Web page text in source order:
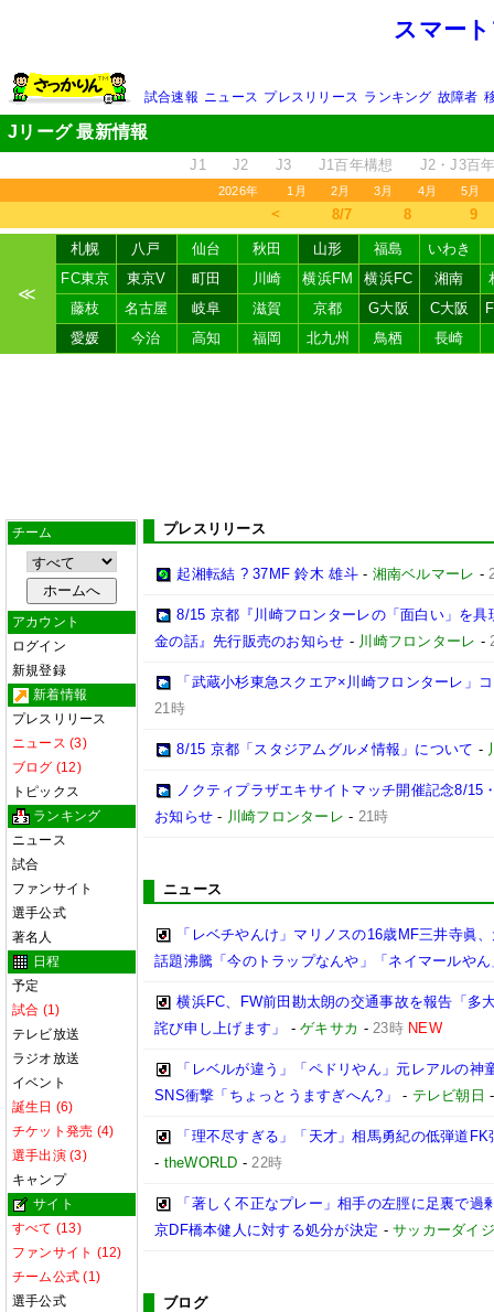
スマー
試合速報 ニュース プレスリリース ランキング 故障者
Jリーグ 最新情報
J1 J2 J3 J1百年構想 J2・J3百
2026年 1月 2月 3月 4月 5月
＜ 8/7 8 9
≪
札幌 八戸 仙台 秋田 山形 福島
いわき
FC東京
東京V 町田 川崎 横浜FM 横浜FC 湘南
藤枝
名古屋 岐阜 滋賀 京都 G大阪 C大阪
愛媛
今治 高知 福岡 北九州 鳥栖 長崎
チーム
アカウント
ログイン
新規登録
新着情報
プレスリリース
ニュース (3)
ブログ (12)
トピックス
ランキング
ニュース
試合
ファンサイト
選手公式
著名人
日程
予定
試合 (1)
テレビ放送
ラジオ放送
イベント
誕生日 (6)
チケット発売 (4)
選手出演 (3)
キャンプ
サイト
すべて (13)
ファンサイト (12)
チーム公式 (1)
選手公式
プレスリリース
起湘転結 ? 37MF 鈴木 雄斗- 湘南ベルマーレ -
8/15 京都『川崎フロンターレの「面白い」を
金の話』先行販売のお知らせ - 川崎フロンターレ -
「武蔵小杉東急スクエア×川崎フロンターレ」
21時
8/15 京都「スタジアムグルメ情報」について -
ノクティプラザエキサイトマッチ開催記念8/
お知らせ - 川崎フロンターレ - 21時
ニュース
「レベチやんけ」マリノスの16歳MF三井寺眞
話題沸騰「今のトラップなんや」「ネイマールやん
横浜FC、FW前田勘太朗の交通事故を報告「多
詫び申し上げます」
-ゲキサカ -23時 NEW
「レベルが違う」「ペドリやん」元レアルの
SNS衝撃「ちょっとうますぎへん?」
- テレビ朝日
「理不尽すぎる」「天才」相馬勇紀の低弾道
- theWORLD -22時
「著しく不正なプレー」相手の左脛に足裏で
京DF橋本健人に対する処分が決定 -サッカーダイ
ブログ